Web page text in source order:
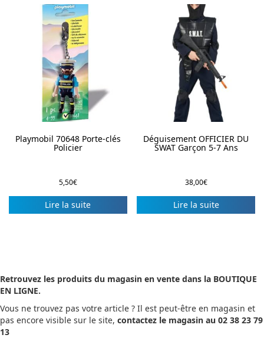
Playmobil 70648 Porte-clés
Policier
5,50€
Lire la suite
Déguisement OFFICIER DU
SWAT Garçon 5-7 Ans
38,00€
Lire la suite
Retrouvez les produits du magasin en vente dans la BOUTIQUE
EN LIGNE.
Vous ne trouvez pas votre article ? Il est peut-être en magasin et
pas encore visible sur le site, contactez le magasin au 02 38 23 79
13